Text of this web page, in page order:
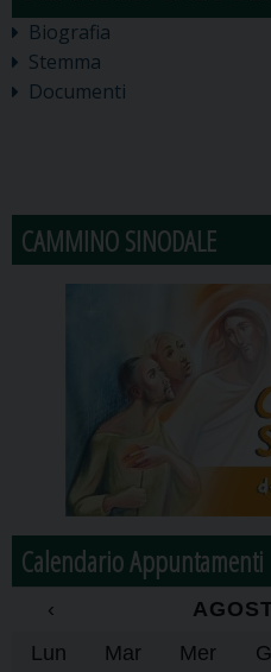
Biografia
Stemma
Documenti
CAMMINO SINODALE
Calendario Appuntamenti
‹
Lun
Mar Mer